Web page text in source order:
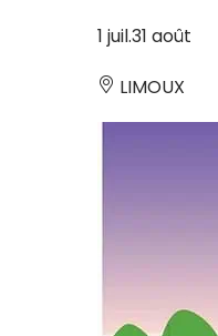
1 juil.31 août
LIMOUX